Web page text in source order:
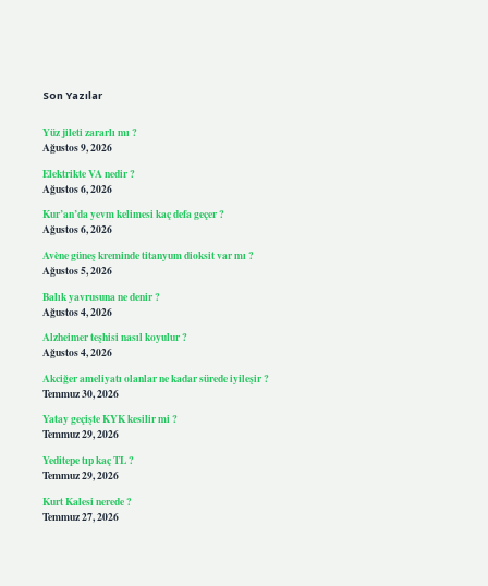
Son Yazılar
Yüz jileti zararlı mı ?
Ağustos 9, 2026
Elektrikte VA nedir ?
Ağustos 6, 2026
Kur’an’da yevm kelimesi kaç defa geçer ?
Ağustos 6, 2026
Avène güneş kreminde titanyum dioksit var mı ?
Ağustos 5, 2026
Balık yavrusuna ne denir ?
Ağustos 4, 2026
Alzheimer teşhisi nasıl koyulur ?
Ağustos 4, 2026
Akciğer ameliyatı olanlar ne kadar sürede iyileşir ?
Temmuz 30, 2026
Yatay geçişte KYK kesilir mi ?
Temmuz 29, 2026
Yeditepe tıp kaç TL ?
Temmuz 29, 2026
Kurt Kalesi nerede ?
Temmuz 27, 2026